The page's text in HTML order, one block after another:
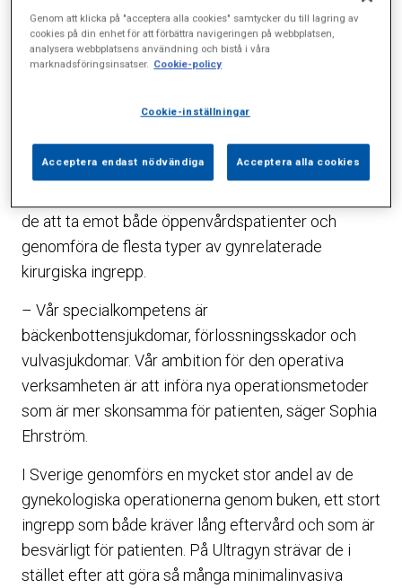
att få i gång alla administrativa rutiner var värre än vi
kunde ana. Ge oss bara lite tid så kommer allt att bli
De båda gynekologerna har tidigare varit
verksamma på Danderyds sjukhus med
specialisering inom avancerad kirurgi och
de att ta emot både öppenvårdspatienter och
genomföra de flesta typer av gynrelaterade
kirurgiska ingrepp.
– Vår specialkompetens är
bäckenbottensjukdomar, förlossningsskador och
vulvasjukdomar. Vår ambition för den operativa
verksamheten är att införa nya operationsmetoder
som är mer skonsamma för patienten, säger Sophia
Ehrström.
I Sverige genomförs en mycket stor andel av de
gynekologiska operationerna genom buken, ett stort
ingrepp som både kräver lång eftervård och som är
besvärligt för patienten. På Ultragyn strävar de i
stället efter att göra så många minimalinvasiva
Genom att klicka på "acceptera alla cookies" samtycker du till lagring av
cookies på din enhet för att förbättra navigeringen på webbplatsen,
analysera webbplatsens användning och bistå i våra
marknadsföringsinsatser. Cookie-policy
Cookie-inställningar
Acceptera endast nödvändiga Acceptera alla cookies